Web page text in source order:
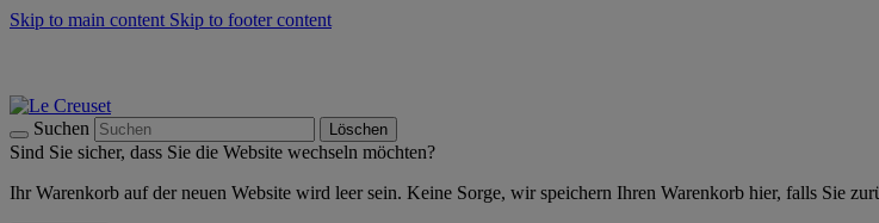
Skip to main content Skip to footer content
Suchen Löschen
Sind Sie sicher, dass Sie die Website wechseln möchten?
Ihr Warenkorb auf der neuen Website wird leer sein. Keine Sorge, wir speichern Ihren Warenkorb hier, falls Sie